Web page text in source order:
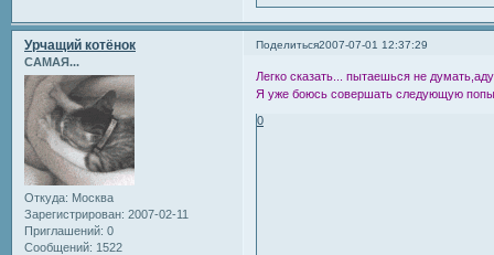
Поделиться2007-07-01 12:37:29
Урчащий котёнок
САМАЯ...
Откуда: Москва
Зарегистрирован: 2007-02-11
Приглашений: 0
Сообщений: 1522
Легко сказать... пытаешься не
Я уже боюсь совершать следующую
0